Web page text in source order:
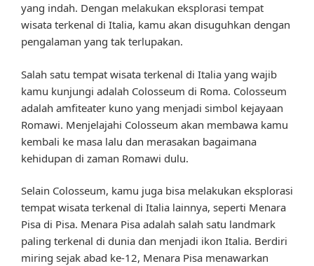
yang indah. Dengan melakukan eksplorasi tempat
wisata terkenal di Italia, kamu akan disuguhkan dengan
pengalaman yang tak terlupakan.
Salah satu tempat wisata terkenal di Italia yang wajib
kamu kunjungi adalah Colosseum di Roma. Colosseum
adalah amfiteater kuno yang menjadi simbol kejayaan
Romawi. Menjelajahi Colosseum akan membawa kamu
kembali ke masa lalu dan merasakan bagaimana
kehidupan di zaman Romawi dulu.
Selain Colosseum, kamu juga bisa melakukan eksplorasi
tempat wisata terkenal di Italia lainnya, seperti Menara
Pisa di Pisa. Menara Pisa adalah salah satu landmark
paling terkenal di dunia dan menjadi ikon Italia. Berdiri
miring sejak abad ke-12, Menara Pisa menawarkan